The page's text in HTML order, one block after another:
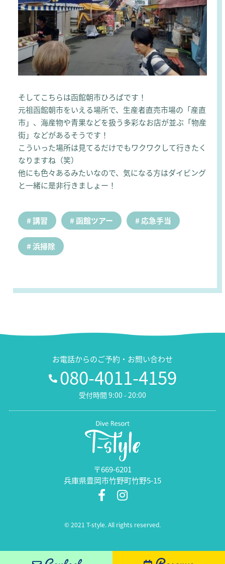
そしてこちらは函館朝市ひろばです！
元祖函館朝市をいえる場所で、生産者直売市場の「産直
市」、海産物や青果などを扱う多彩なお店が並ぶ「物産
街」などがあるそうです！
こういった場所は見てるだけでもワクワクして行きたく
なりますね（笑）
他にも色々あるみたいなので、気になる方はダイビング
と一緒に是非行きましょー！
講習 函館ツアー 応急手当
浜掃除
お電話からのご予約・お問い合わせ
080-4011-4159
受付時間 9:00 - 20:00
〒669-6201
兵庫県豊岡市竹野町竹野5-15
© 2021 T-style. All rights reserved.